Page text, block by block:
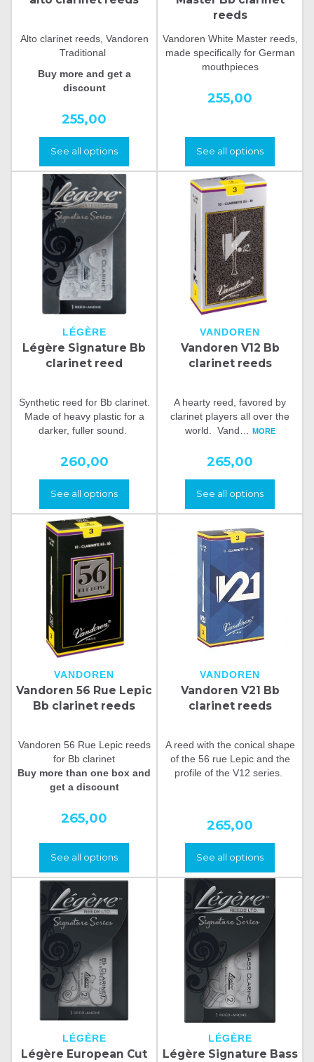
Alto clarinet reeds, Vandoren
Traditional
Buy more and get a
discount
255,00
See all options
reeds
Vandoren White Master reeds,
made specifically for German
mouthpieces
255,00
See all options
LÉGÈRE
Légère Signature Bb
clarinet reed
Synthetic reed for Bb clarinet.
Made of heavy plastic for a
darker, fuller sound.
260,00
See all options
VANDOREN
Vandoren V12 Bb
clarinet reeds
A hearty reed, favored by
clarinet players all over the
world. Vand
MORE
265,00
See all options
VANDOREN
Vandoren 56 Rue Lepic
Bb clarinet reeds
Vandoren 56 Rue Lepic reeds
for Bb clarinet
Buy more than one box and
get a discount
265,00
See all options
VANDOREN
Vandoren V21 Bb
clarinet reeds
A reed with the conical shape
of the 56 rue Lepic and the
profile of the V12 series.
265,00
See all options
LÉGÈRE
Légère European Cut
LÉGÈRE
Légère Signature Bass